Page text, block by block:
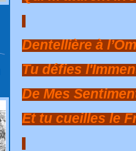
Dentellière à
Tu défies
De Mes
Et tu cueilles le